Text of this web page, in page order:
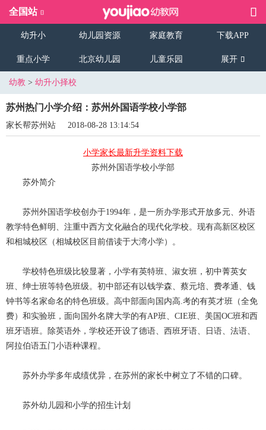
全国站
幼升小 幼儿园资源 家庭教育 下载APP
重点小学 北京幼儿园 儿童乐园 展开
幼教 > 幼升小择校
苏州热门小学介绍：苏州外国语学校小学部
家长帮苏州站 2018-08-28 13:14:54
小学家长最新升学资料下载
苏州外国语学校小学部
苏外简介
苏州外国语学校创办于1994年，是一所办学形式开放多元、外语
教学特色鲜明、注重中西方文化融合的现代化学校。现有高新区校区
和相城校区（相城校区目前借读于大湾小学）。
学校特色班级比较显著，小学有英特班、淑女班，初中菁英女
班、绅士班等特色班级。初中部还有以钱学森、蔡元培、费孝通、钱
钟书等名家命名的特色班级。高中部面向国内高.考的有英才班（全免
费）和实验班，面向国外名牌大学的有AP班、CIE班、美国OC班和西
班牙语班。除英语外，学校还开设了德语、西班牙语、日语、法语、
阿拉伯语五门小语种课程。
苏外办学多年成绩优异，在苏州的家长中树立了不错的口碑。
苏外幼儿园和小学的招生计划